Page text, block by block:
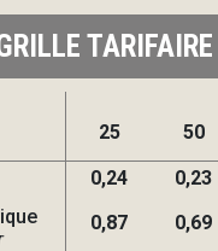
TARIFAIRE
25 50
0,24 0,23
0,87 0,69